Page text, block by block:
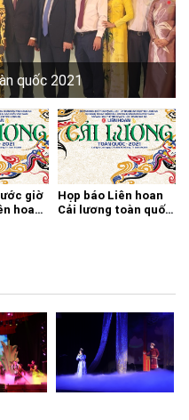
quốc 2021
giờ
hoan
Họp báo Liên hoan
Cải lương toàn quốc